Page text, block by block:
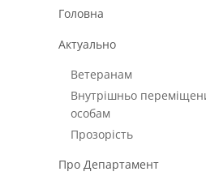
Головна
Актуально
Ветеранам
Внутрішньо
особам
Прозорість
Про Департамент